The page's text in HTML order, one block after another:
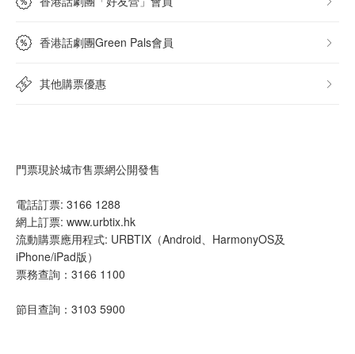
香港話劇團Green Pals會員
其他購票優惠
門票現於城市售票網公開發售
電話訂票: 3166 1288
網上訂票: www.urbtix.hk
流動購票應用程式: URBTIX（Android、HarmonyOS及
iPhone/iPad版）
票務查詢：3166 1100
節目查詢：3103 5900